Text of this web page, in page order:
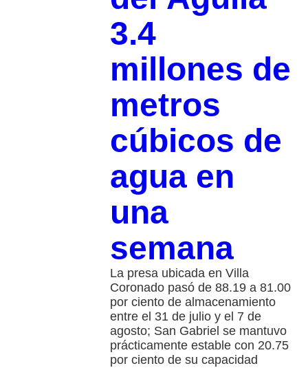
3.4
millones de
metros
cúbicos de
agua en
una
semana
La presa ubicada en Villa
Coronado pasó de 88.19 a 81.00
por ciento de almacenamiento
entre el 31 de julio y el 7 de
agosto; San Gabriel se mantuvo
prácticamente estable con 20.75
por ciento de su capacidad